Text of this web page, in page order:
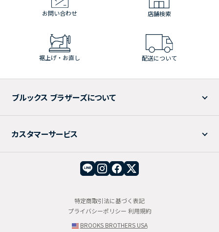
お問い合わせ 店舗検索
裾上げ・お直し 配送について
ブルックス ブラザーズについて
カスタマーサービス
特定商取引法に基づく表記
プライバシーポリシー 利用規約
BROOKS BROTHERS USA